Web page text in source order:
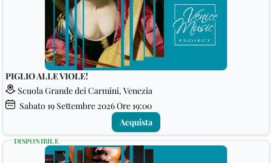
PIGLIO ALLE VIOLE!
Scuola Grande dei Carmini, Venezia
Sabato 19Settembre 2026Ore 19:00
Acquista
DISPONIBILE